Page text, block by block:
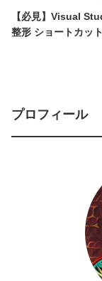
【必見】Visual
整形 ショートカッ
プロフィール